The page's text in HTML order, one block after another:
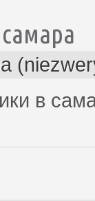
в